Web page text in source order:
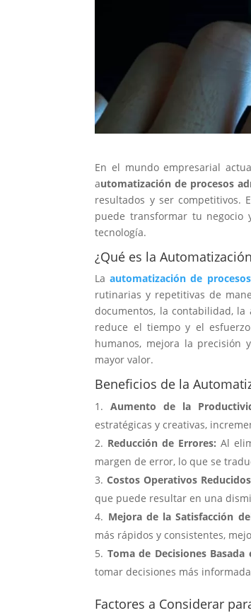
En el mundo empresarial
automatización de procesos
resultados y ser competitivos.
puede transformar tu negocio
tecnología.
¿Qué es la
Laautomatización de
rutinarias y repetitivas de
documentos, la contabilidad,
reduce el tiempo y el
humanos, mejora la precisión
mayor valor.
Beneficios de la
Aumento de la
estratégicas y creativas,
Reducción de Errores: Al
margen de error, lo que se
Costos Operativos
que puede resultar en una
Mejora de la Satisfacción
más rápidos y consistentes,
Toma de Decisiones Basada
tomar decisiones más
Factores a Considerar